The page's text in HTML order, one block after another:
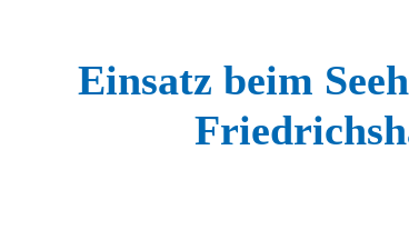
Einsatz beim